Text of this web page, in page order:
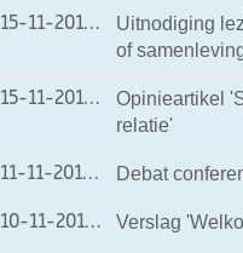
15-11-201115-11-2011 18:09
Uitnodiging
of
15-11-201115-11-2011 13:49
Opinieartikel
relatie'
11-11-201111-11-2011 08:30
Debat
10-11-201110-11-2011 19:43
Verslag